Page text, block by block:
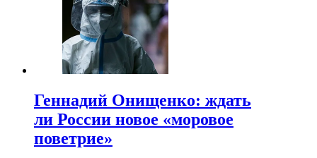
Геннадий Онищенко: ждать
ли России новое «моровое
поветрие»